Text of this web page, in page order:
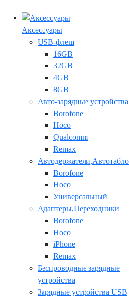
Аксессуары
USB-флеш
16GB
32GB
4GB
8GB
Авто-зарядные устройства
Borofone
Hoco
Qualcomm
Remax
Автодержатели,Автотабло
Borofone
Hoco
Универсальный
Адаптеры,Переходники
Borofone
Hoco
iPhone
Remax
Беспроводные зарядные
устройства
Зарядные устройства USB